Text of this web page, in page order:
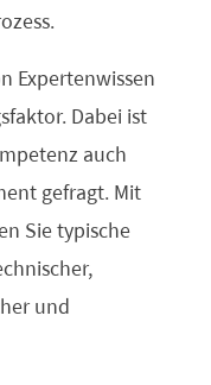
Expertenwissen
Dabei ist
auch
gefragt. Mit
Sie typische
und